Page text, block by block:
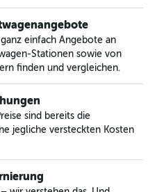
einfach Angebote an
Stationen sowie von
finden und vergleichen.
sind bereits die
jegliche versteckten Kosten